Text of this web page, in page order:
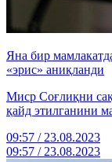
Яна бир
«эрис» аниқланди
Миср Соғлиқни
қайд этилганини
09:57 / 23.08.2023
09:57 / 23.08.2023